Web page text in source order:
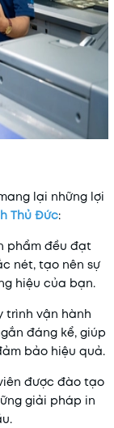
lại những lợi
Thủ Đức:
phẩm đều đạt
nét, tạo nên sự
hiệu của bạn.
trình vận hành
đáng kể, giúp
bảo hiệu quả.
được đào tạo
giải pháp in